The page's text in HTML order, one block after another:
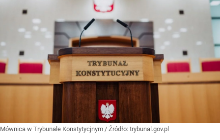
Mównica w Trybunale Konstytycjnym / Źródło: trybunal.gov.pl